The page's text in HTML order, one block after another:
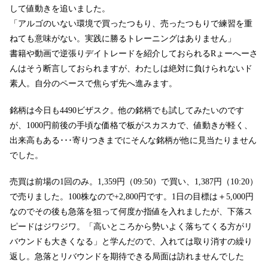
して値動きを追いました。
「アルゴのいない環境で買ったつもり、売ったつもりで練習を重
ねても意味がない。実践に勝るトレーニングはありません」
書籍や動画で逆張りデイトレードを紹介しておられるRょーへーさ
んはそう断言しておられますが、わたしは絶対に負けられないド
素人。自分のペースで焦らず先へ進みます。
銘柄は今日も4490ビザスク。他の銘柄でも試してみたいのです
が、1000円前後の手頃な価格で板がスカスカで、値動きが軽く、
出来高もある･･･寄りつきまでにそんな銘柄が他に見当たりません
でした。
売買は前場の1回のみ。1,359円（09:50）で買い、1,387円（10:20）
で売りました。100株なので+2,800円です。1日の目標は＋5,000円
なのでその後も急落を狙って何度か指値を入れましたが、下落ス
ピードはジワジワ。「高いところから勢いよく落ちてくる方がリ
バウンドも大きくなる」と学んだので、入れては取り消すの繰り
返し。急落とリバウンドを期待できる局面は訪れませんでした